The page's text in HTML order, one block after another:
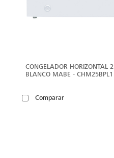
CONGELADOR HORIZONTAL
BLANCO MABE - CHM25BPL1
Comparar